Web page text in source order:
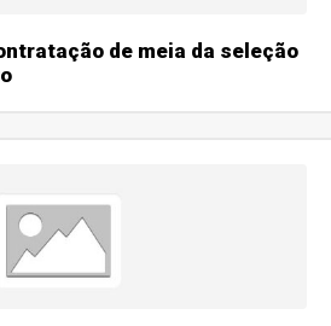
de meia da seleção